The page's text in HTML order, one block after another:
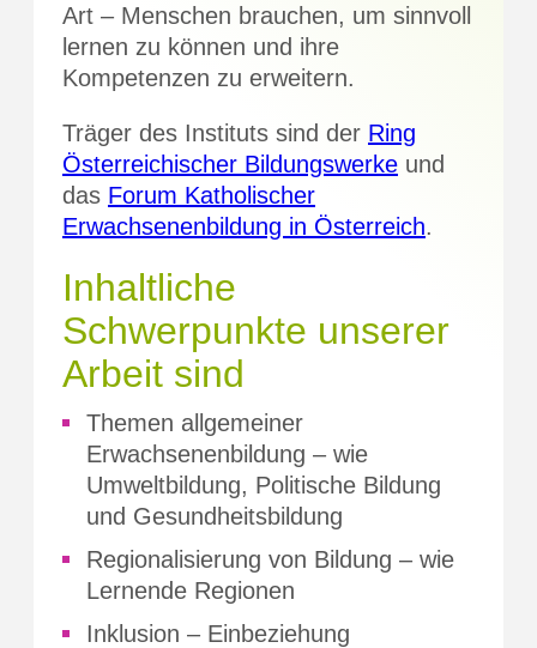
Art – Menschen brauchen, um sinnvoll
lernen zu können und ihre
Kompetenzen zu erweitern.
Träger des Instituts sind der Ring
Österreichischer Bildungswerke und
das Forum Katholischer
Erwachsenenbildung in Österreich.
Inhaltliche
Schwerpunkte unserer
Arbeit sind
Themen allgemeiner
Erwachsenenbildung – wie
Umweltbildung, Politische Bildung
und Gesundheitsbildung
Regionalisierung von Bildung – wie
Lernende Regionen
Inklusion – Einbeziehung